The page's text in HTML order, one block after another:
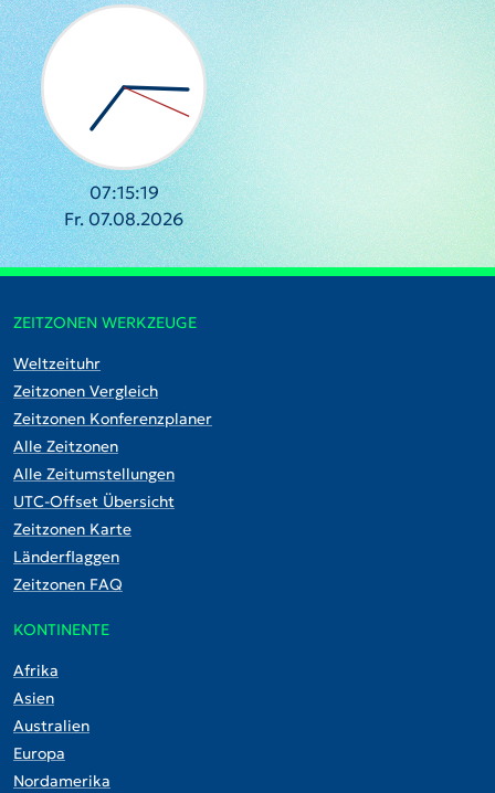
07:15:20
Fr. 07.08.2026
ZEITZONEN WERKZEUGE
Weltzeituhr
Zeitzonen Vergleich
Zeitzonen Konferenzplaner
Alle Zeitzonen
Alle Zeitumstellungen
UTC-Offset Übersicht
Zeitzonen Karte
Länderflaggen
Zeitzonen FAQ
KONTINENTE
Afrika
Asien
Australien
Europa
Nordamerika